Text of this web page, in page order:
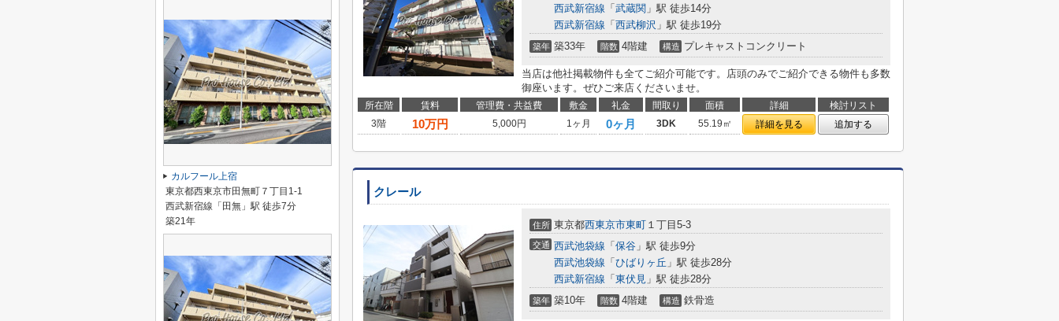
西武新宿線 「 武蔵関 」駅 徒歩14分
西武新宿線 「 西武柳沢 」駅 徒歩19分
築年 築33年 階数 4階建 構造 プレキャストコンクリート
当店は他社掲載物件も全てご紹介可能です。店頭のみでご紹介できる物件も多数
御座います。ぜひご来店くださいませ。
所在階 賃料 管理費・共益費 敷金 礼金 間取り 面積 詳細
検討リスト
3階
10万円 5,000円 1ヶ月 0ヶ月 3DK 55.19㎡ 詳細を見る 追加する
クレール
住所 東京都西東京市東町 １丁目5-3
交通 西武池袋線 「 保谷 」駅 徒歩9分
西武池袋線 「 ひばりヶ丘 」駅 徒歩28分
西武新宿線 「 東伏見 」駅 徒歩28分
築年 築10年 階数 4階建 構造 鉄骨造
カルフール上宿
東京都西東京市田無町７丁目1-1
西武新宿線「田無」駅 徒歩7分
築21年